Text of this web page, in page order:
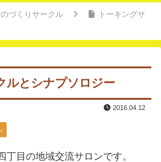
づくりサークル
トーキングサ
ルとシナプソロジー
2016.04.12
丁目の地域交流サロンです。